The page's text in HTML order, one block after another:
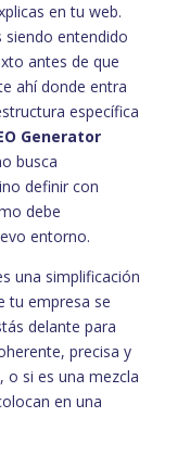
en tu web.
siendo entendido
antes de que
ahí donde entra
específica
Generator
busca
definir con
debe
entorno.
una simplificación
tu empresa se
delante para
precisa y
o si es una mezcla
en una